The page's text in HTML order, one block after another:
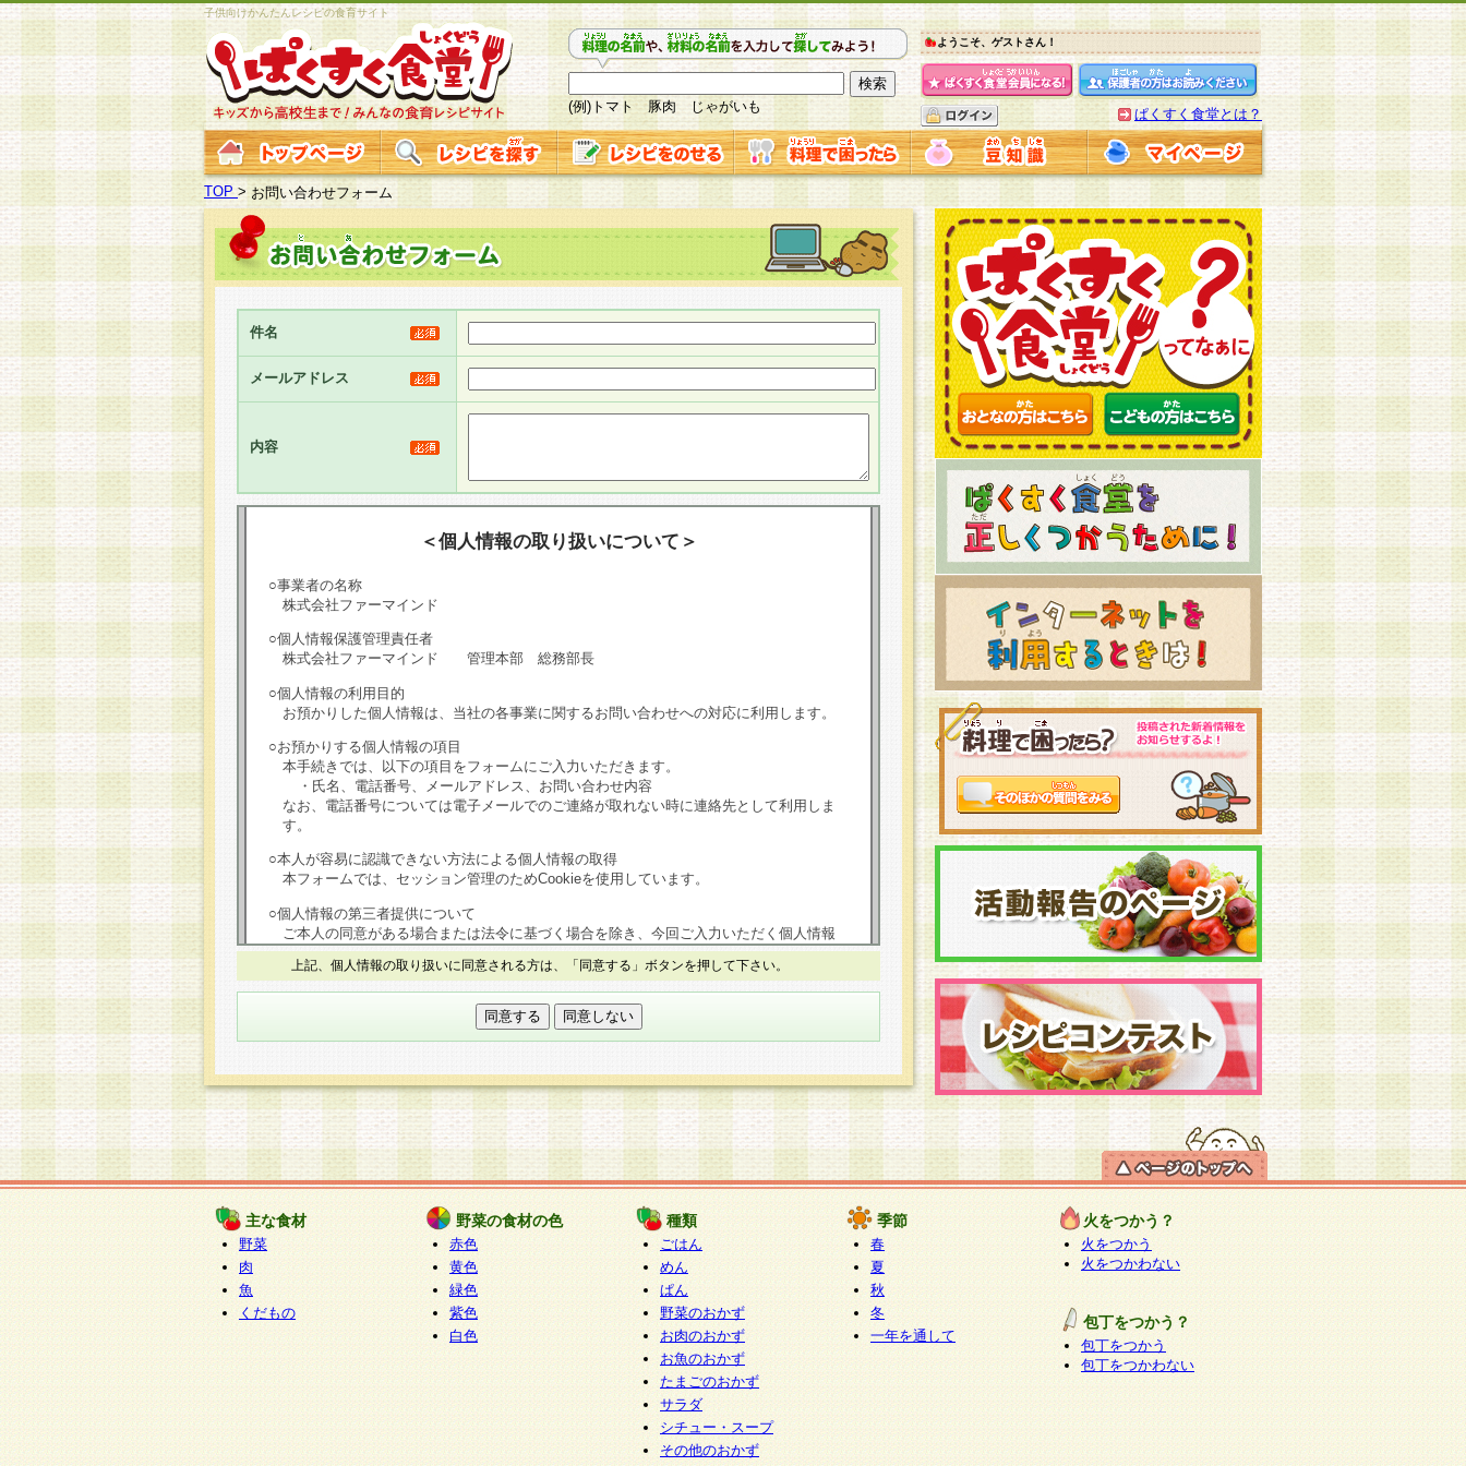
子供向けかんたんレシピの食育サイト
(例)トマト 豚肉 じゃがいも
ようこそ、ゲストさん！
ぱくすく食堂とは？
TOP >お問い合わせフォーム
件名
メールアドレス
内容
＜個人情報の取り扱いについて＞
○事業者の名称
株式会社ファーマインド
○個人情報保護管理責任者
株式会社ファーマインド 管理本部 総務部長
○個人情報の利用目的
お預かりした個人情報は、当社の各事業に関するお問い合わせへの対応に利用します。
○お預かりする個人情報の項目
本手続きでは、以下の項目をフォームにご入力いただきます。
・氏名、電話番号、メールアドレス、お問い合わせ内容
なお、電話番号については電子メールでのご連絡が取れない時に連絡先として利用しま
す。
○本人が容易に認識できない方法による個人情報の取得
本フォームでは、セッション管理のためCookieを使用しています。
○個人情報の第三者提供について
ご本人の同意がある場合または法令に基づく場合を除き、今回ご入力いただく個人情報
は第三者に提供しません。
個人情報の取り扱いを外部に委託する場合は、当社が規定する個人情報管理基準を満た
す企業を選定して委託を行い、適切な取り扱いが行われるよう監督します。
本人からの求めにより、当社が本件により取得した開示対象個人情報の利用目的の通
知・開示・内容の訂正・追加または削除・利用の停止・消去及び第三者への提供の禁止
（以下、総称して「開示等」といいます。）に応じます。
開示等に応じる窓口は以下になります。
ぱくすく食堂個人情報お客様相談窓口
paku-info@pakusuku.com
個人情報を与えることは任意ですが、個人情報の取扱いについて同意をいただけない場
合には、当社のサービスの提供、お客様からのお問い合わせ・ご相談への対応ができな
い場合がございますのでご了承ください。
上記、個人情報の取り扱いに同意される方は、「同意する」ボタンを押して下さい。
主な食材
野菜
肉
魚
くだもの
野菜の食材の色
赤色
黄色
緑色
紫色
白色
種類
ごはん
めん
ぱん
野菜のおかず
お肉のおかず
お魚のおかず
たまごのおかず
サラダ
シチュー・スープ
その他のおかず
季節
春
夏
秋
冬
一年を通して
火をつかう？
火をつかう
火をつかわない
包丁をつかう？
包丁をつかう
包丁をつかわない